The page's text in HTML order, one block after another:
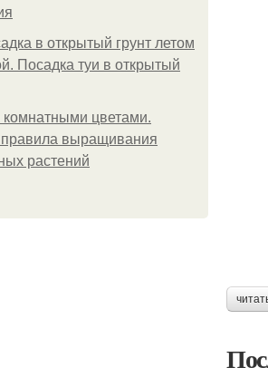
в открытый грунт летом
Посадка туи в открытый
комнатными цветами.
выращивания
растений